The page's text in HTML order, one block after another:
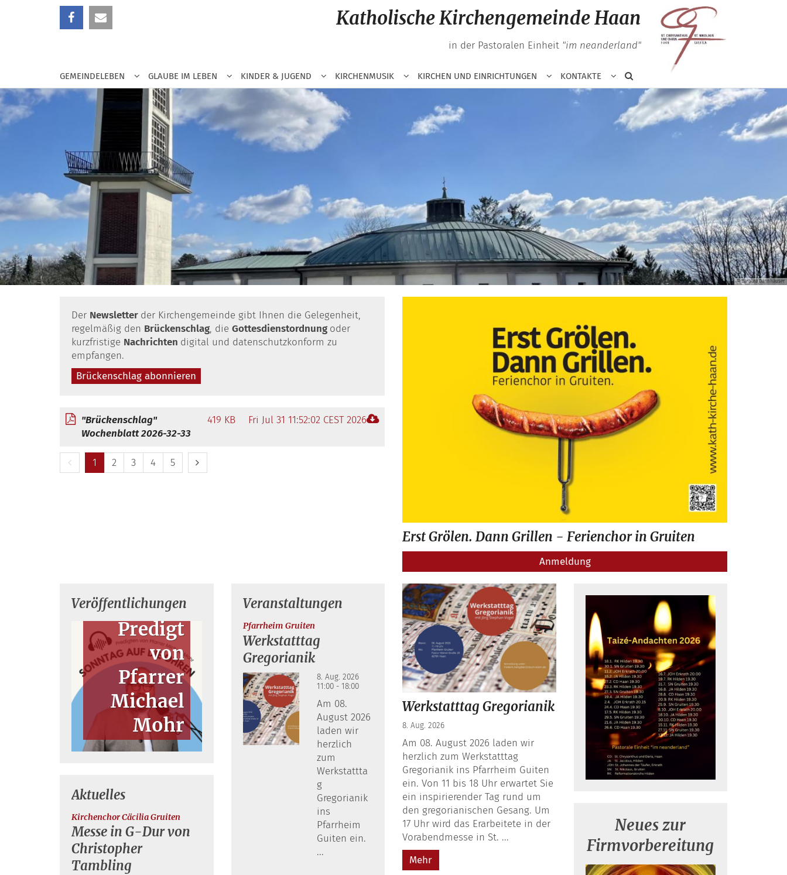
Zum Inhalt springen
GEMEINDELEBEN GLAUBE IM LEBEN KINDER & JUGEND KIRCHENMUSIK KIRCHEN UND EINRICHTUNGEN KONTAKTE
Katholische Kirchengemeinde Haan
in der Pastoralen Einheit "im neanderland"
© Barbara Dannhäuser
Der Newsletter der Kirchengemeinde gibt Ihnen die Gelegenheit,
regelmäßig den Brückenschlag, die Gottesdienstordnung oder
kurzfristige Nachrichten digital und datenschutzkonform zu
empfangen.
Brückenschlag abonnieren
"Brückenschlag"
Wochenblatt 2026-32-33
419 KB Fri Jul 31 11:52:02 CEST 2026
Vorherige Seite
1 2 3 4 5 Nächste Seite
Erst Grölen. Dann Grillen - Ferienchor in Gruiten
Anmeldung
Veröffentlichungen
Predigt
von
Pfarrer
Michael
Mohr
Aktuelles
Kirchenchor Cäcilia Gruiten
Messe in G-Dur von
Christopher
Tambling
Veranstaltungen
Pfarrheim Gruiten:
Werkstatttag
Gregorianik
8. Aug. 2026
11:00 - 18:00
Am 08.
August 2026
laden wir
herzlich
zum
Werkstattta
g
Gregorianik
ins
Pfarrheim
Guiten ein.
...
Werkstatttag Gregorianik
8. Aug. 2026
Am 08. August 2026 laden wir
herzlich zum Werkstatttag
Gregorianik ins Pfarrheim Guiten
ein. Von 11 bis 18 Uhr erwartet Sie
ein inspirierender Tag rund um
den gregorianischen Gesang. Um
17 Uhr wird das Erarbeitete in der
Vorabendmesse in St. ...
Mehr
Neues zur
Firmvorbereitung